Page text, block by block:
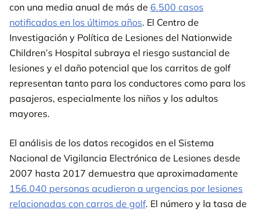
con una media anual de más de 6.500 casos
notificados en los últimos años. El Centro de
Investigación y Política de Lesiones del Nationwide
Children’s Hospital subraya el riesgo sustancial de
lesiones y el daño potencial que los carritos de golf
representan tanto para los conductores como para los
pasajeros, especialmente los niños y los adultos
mayores.
El análisis de los datos recogidos en el Sistema
Nacional de Vigilancia Electrónica de Lesiones desde
2007 hasta 2017 demuestra que aproximadamente
156.040 personas acudieron a urgencias por lesiones
relacionadas con carros de golf. El número y la tasa de